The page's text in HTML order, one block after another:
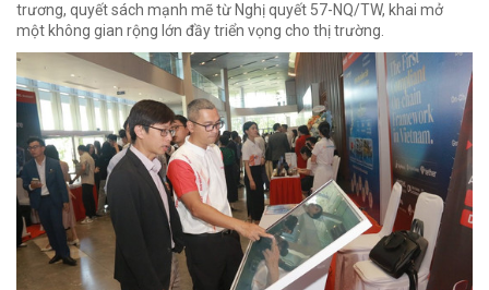
trương, quyết sách mạnh mẽ từ Nghị quyết 57-NQ/TW, khai mở
một không gian rộng lớn đầy triển vọng cho thị trường.